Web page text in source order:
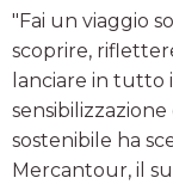
"Fai un viaggio
scoprire,
lanciare in tutto
sostenibile ha
Mercantour, il